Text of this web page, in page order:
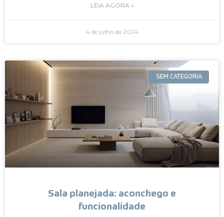
LEIA AGORA »
4 de julho de 2024
SEM CATEGORIA
Sala planejada: aconchego e
funcionalidade